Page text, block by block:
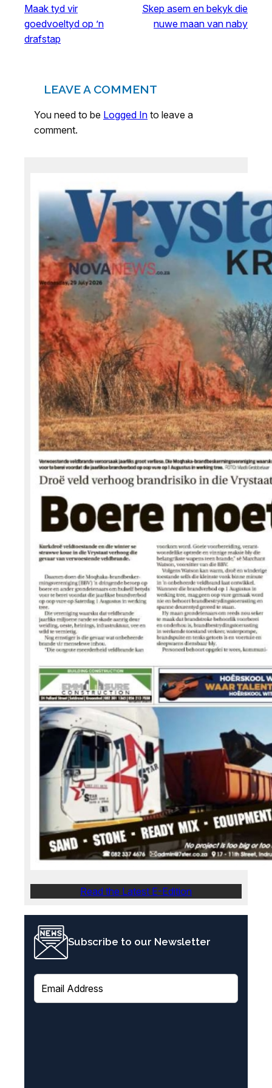
Maak tyd vir
goedvoeltyd op ’n
drafstap
Skep asem en bekyk die
nuwe maan van naby
LEAVE A COMMENT
You need to be Logged In to leave a
comment.
Read the Latest E-Edition
Subscribe to our Newsletter
E